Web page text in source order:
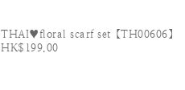
THAI♥floral scarf set【TH00606】
HK$199.00